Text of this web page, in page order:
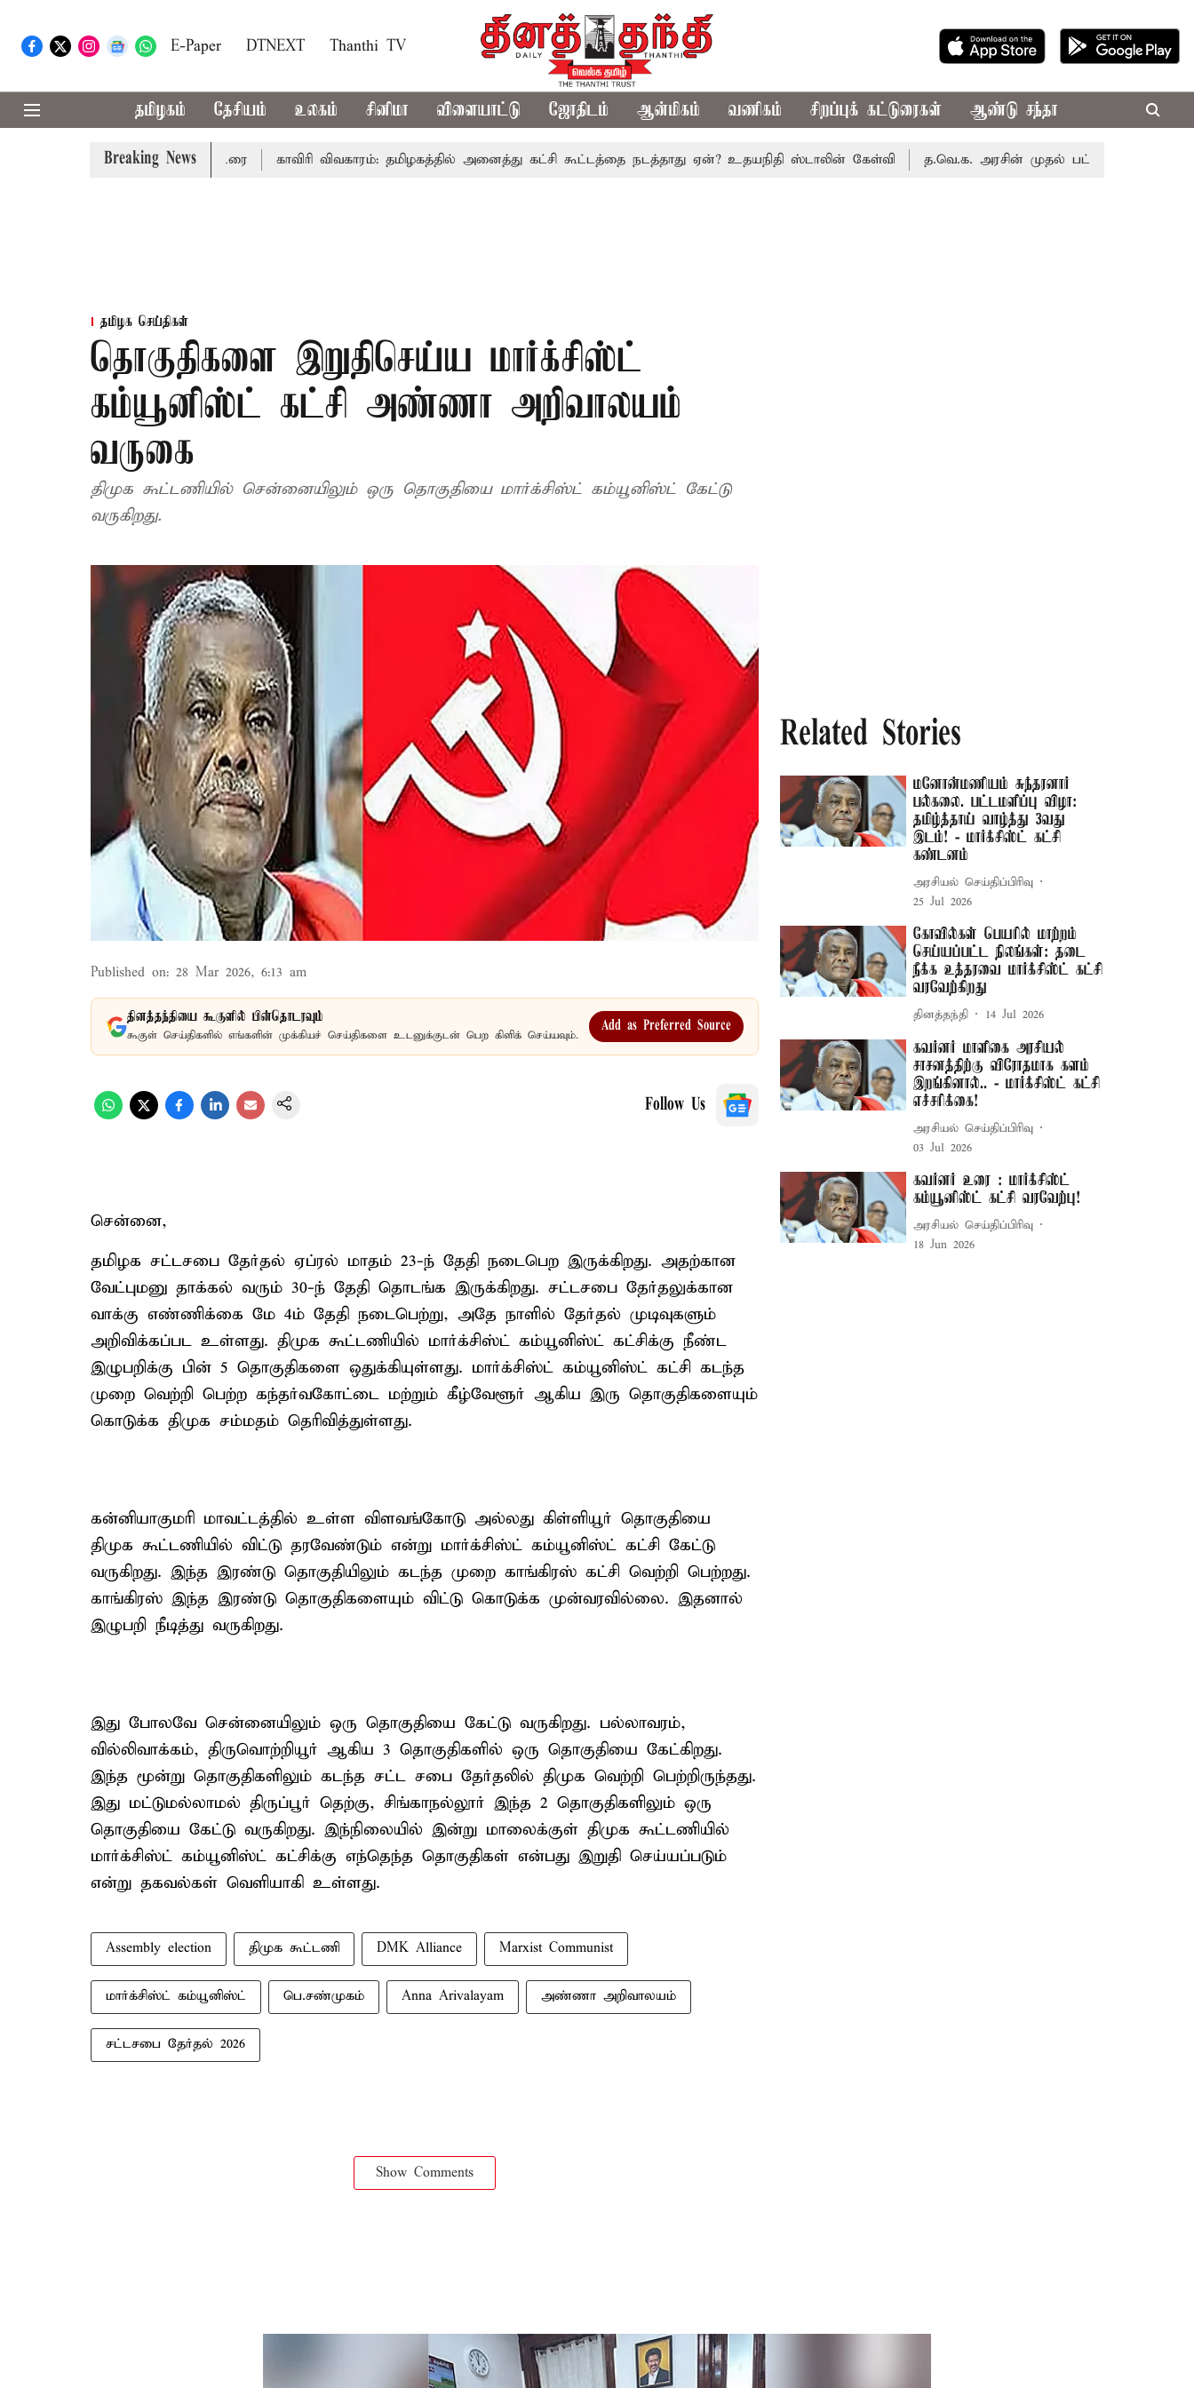
E-Paper DTNEXT Thanthi TV
தமிழகம் தேசியம் உலகம் சினிமா விளையாட்டு ஜோதிடம் ஆன்மிகம் வணிகம் சிறப்புக் கட்டுரைகள் ஆண்டு சந்தா
Breaking News
முதல்-அமைச்சர் விஜய் உரை காவிரி விவகாரம்: தமிழகத்தில் அனைத்து கட்சி கூட்டத்தை நடத்தாது ஏன்? உதயநிதி ஸ்டாலின் கேள்வி த.வெ.க. அரசின் முதல் பட்ஜெட்: மாற்றமா?,
தமிழக செய்திகள்
தொகுதிகளை இறுதிசெய்ய மார்க்சிஸ்ட்
கம்யூனிஸ்ட் கட்சி அண்ணா அறிவாலயம்
வருகை
திமுக கூட்டணியில் சென்னையிலும் ஒரு தொகுதியை மார்க்சிஸ்ட் கம்யூனிஸ்ட் கேட்டு
வருகிறது.
Published on: 28 Mar 2026, 6:13 am
தினத்தந்தியை கூகுளில் பின்தொடரவும்
கூகுள் செய்திகளில் எங்களின் முக்கியச் செய்திகளை உடனுக்குடன் பெற கிளிக் செய்யவும்.
Add as Preferred Source
Follow Us
சென்னை,
தமிழக சட்டசபை தேர்தல் ஏப்ரல் மாதம் 23-ந் தேதி நடைபெற இருக்கிறது. அதற்கான
வேட்புமனு தாக்கல் வரும் 30-ந் தேதி தொடங்க இருக்கிறது. சட்டசபை தேர்தலுக்கான
வாக்கு எண்ணிக்கை மே 4ம் தேதி நடைபெற்று, அதே நாளில் தேர்தல் முடிவுகளும்
அறிவிக்கப்பட உள்ளது. திமுக கூட்டணியில் மார்க்சிஸ்ட் கம்யூனிஸ்ட் கட்சிக்கு நீண்ட
இழுபறிக்கு பின் 5 தொகுதிகளை ஒதுக்கியுள்ளது. மார்க்சிஸ்ட் கம்யூனிஸ்ட் கட்சி கடந்த
முறை வெற்றி பெற்ற கந்தர்வகோட்டை மற்றும் கீழ்வேளூர் ஆகிய இரு தொகுதிகளையும்
கொடுக்க திமுக சம்மதம் தெரிவித்துள்ளது.
கன்னியாகுமரி மாவட்டத்தில் உள்ள விளவங்கோடு அல்லது கிள்ளியூர் தொகுதியை
திமுக கூட்டணியில் விட்டு தரவேண்டும் என்று மார்க்சிஸ்ட் கம்யூனிஸ்ட் கட்சி கேட்டு
வருகிறது. இந்த இரண்டு தொகுதியிலும் கடந்த முறை காங்கிரஸ் கட்சி வெற்றி பெற்றது.
காங்கிரஸ் இந்த இரண்டு தொகுதிகளையும் விட்டு கொடுக்க முன்வரவில்லை. இதனால்
இழுபறி நீடித்து வருகிறது.
இது போலவே சென்னையிலும் ஒரு தொகுதியை கேட்டு வருகிறது. பல்லாவரம்,
வில்லிவாக்கம், திருவொற்றியூர் ஆகிய 3 தொகுதிகளில் ஒரு தொகுதியை கேட்கிறது.
இந்த மூன்று தொகுதிகளிலும் கடந்த சட்ட சபை தேர்தலில் திமுக வெற்றி பெற்றிருந்தது.
இது மட்டுமல்லாமல் திருப்பூர் தெற்கு, சிங்காநல்லூர் இந்த 2 தொகுதிகளிலும் ஒரு
தொகுதியை கேட்டு வருகிறது. இந்நிலையில் இன்று மாலைக்குள் திமுக கூட்டணியில்
மார்க்சிஸ்ட் கம்யூனிஸ்ட் கட்சிக்கு எந்தெந்த தொகுதிகள் என்பது இறுதி செய்யப்படும்
என்று தகவல்கள் வெளியாகி உள்ளது.
Assembly election திமுக கூட்டணி DMK Alliance Marxist Communist
மார்க்சிஸ்ட் கம்யூனிஸ்ட் பெ.சண்முகம் Anna Arivalayam அண்ணா அறிவாலயம்
சட்டசபை தேர்தல் 2026
Show Comments
Related Stories
மனோன்மணியம் சுந்தரனார்
பல்கலை. பட்டமளிப்பு விழா:
தமிழ்த்தாய் வாழ்த்து 3வது
இடம்! - மார்க்சிஸ்ட் கட்சி
கண்டனம்
அரசியல் செய்திப்பிரிவு
25 Jul 2026
கோவில்கள் பெயரில் மாற்றம்
செய்யப்பட்ட நிலங்கள்: தடை
நீக்க உத்தரவை மார்க்சிஸ்ட் கட்சி
வரவேற்கிறது
தினத்தந்தி 14 Jul 2026
கவர்னர் மாளிகை அரசியல்
சாசனத்திற்கு விரோதமாக களம்
இறங்கினால்.. - மார்க்சிஸ்ட் கட்சி
எச்சரிக்கை!
அரசியல் செய்திப்பிரிவு
03 Jul 2026
கவர்னர் உரை : மார்க்சிஸ்ட்
கம்யூனிஸ்ட் கட்சி வரவேற்பு!
அரசியல் செய்திப்பிரிவு
18 Jun 2026